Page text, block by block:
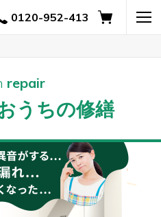
0120-952-413
repair
うちの修繕